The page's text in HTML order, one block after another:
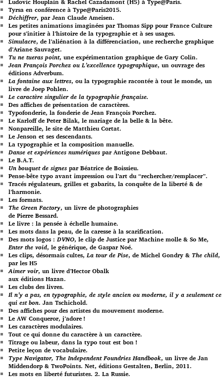
Tyrsa en conférence à Type@Paris2015.
Déchiffrer, par Jean Claude Ameisen.
Les petites animations imaginées par Thomas Sipp pour France Culture
pour s’initier à l’histoire de la typographie et à ses usages.
Simulacre, de l’aliénation à la différenciation, une recherche graphique
d’Ariane Sauvaget.
Tu ne tueras point, une expérimentation graphique de Gary Colin.
Jean François Porchez ou L’excellence typographique, un ouvrage des
éditions Adverbum.
La fontaine aux lettres, ou la typographie racontée à tout le monde, un
livre de Joep Pohlen.
Le caractère singulier de la typographie française.
Des affiches de présentation de caractères.
Typofonderie, la fonderie de Jean François Porchez.
Le Karloff de Peter Bilak, le mariage de la belle & la bête.
Nonpareille, le site de Matthieu Cortat.
Le Jenson et ses descendants.
La typographie et la composition manuelle.
Danse et expériences numériques par Antigone Debbaut.
Le B.A.T.
Un bouquet de signes par Béatrice de Boissieu.
Pense-bête typo avant impression ou l’art du “rechercher/remplacer”.
Tracés régulateurs, grilles et gabarits, la conquête de la liberté & de
l’harmonie.
Les formats.
The Green Factory, un livre de photographies
de Pierre Bessard.
Le livre : la pensée à échelle humaine.
Les mots dans la peau, de la caresse à la scarification.
Des mots logos :DVNO, le clip de Justice par Machine molle & So Me,
Enter the void, le générique, de Gaspar Noé.
Les clips, désormais cultes,La tour de Pise, de Michel Gondry & The child,
par les H5
Aimer voir, un livre d’Hector Obalk
aux éditions Hazan.
Les clubs des livres.
Il n’y a pas, en typographie, de style ancien ou moderne, il y a seulement ce
qui est bon. Jan Tschichold.
Des affiches pour des artistes du mouvement moderne.
Le AW Conqueror, j’adore !
Les caractères modulaires.
Tout ce qui donne du caractère à un caractère.
Titrage ou labeur, dans la typo tout est bon !
Petite leçon de vocabulaire.
Type Navigator, The Independent Foundries Handbook, un livre de Jan
Middendorp & TwoPoints. Net, éditions Gestalten, Berlin, 2011.
Les mots en liberté futuristes. 2. La Russie.